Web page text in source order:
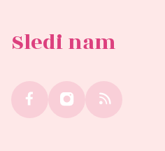
Sledi nam